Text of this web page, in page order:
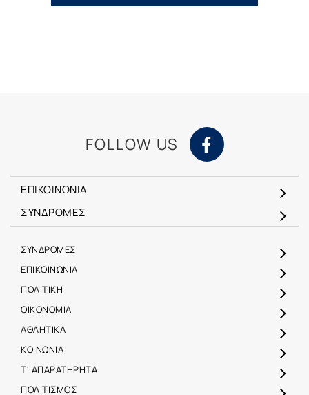
FOLLOW US
ΕΠΙΚΟΙΝΩΝΙΑ
ΣΥΝΔΡΟΜΕΣ
ΣΥΝΔΡΟΜΕΣ
ΕΠΙΚΟΙΝΩΝΙΑ
ΠΟΛΙΤΙΚΗ
ΟΙΚΟΝΟΜΙΑ
ΑΘΛΗΤΙΚΑ
ΚΟΙΝΩΝΙΑ
Τ' ΑΠΑΡΑΤΗΡΗΤΑ
ΠΟΛΙΤΙΣΜΟΣ